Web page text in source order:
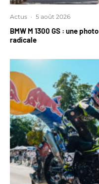
Actus · 5 août 2026
BMW M 1300 GS : une
radicale